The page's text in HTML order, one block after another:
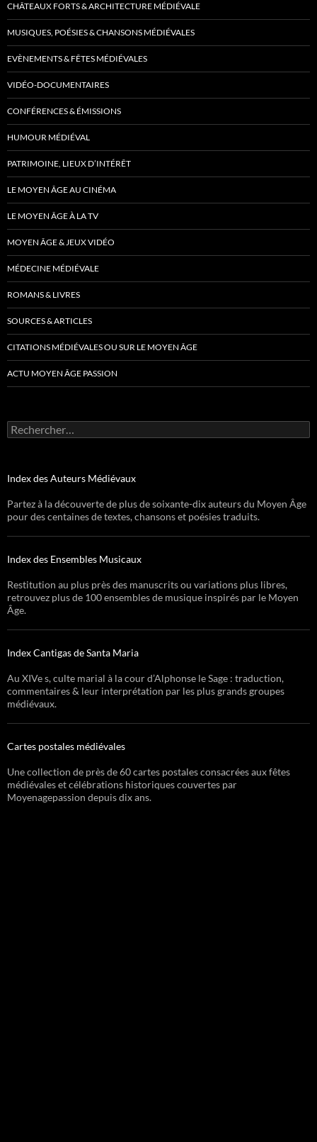
CHÂTEAUX FORTS & ARCHITECTURE MÉDIÉVALE
MUSIQUES, POÉSIES & CHANSONS MÉDIÉVALES
EVÈNEMENTS & FÊTES MÉDIÉVALES
VIDÉO-DOCUMENTAIRES
CONFÉRENCES & ÉMISSIONS
HUMOUR MÉDIÉVAL
PATRIMOINE, LIEUX D’INTÉRÊT
LE MOYEN ÂGE AU CINÉMA
LE MOYEN ÂGE À LA TV
MOYEN ÂGE & JEUX VIDÉO
MÉDECINE MÉDIÉVALE
ROMANS & LIVRES
SOURCES & ARTICLES
CITATIONS MÉDIÉVALES OU SUR LE MOYEN ÂGE
ACTU MOYEN ÂGE PASSION
Rechercher :
Index des Auteurs Médiévaux
Partez à la découverte de plus de soixante-dix auteurs du Moyen Âge
pour des centaines de textes, chansons et poésies traduits.
Index des Ensembles Musicaux
Restitution au plus près des manuscrits ou variations plus libres,
retrouvez plus de 100 ensembles de musique inspirés par le Moyen
Âge.
Index Cantigas de Santa Maria
Au XIVe s, culte marial à la cour d’Alphonse le Sage : traduction,
commentaires & leur interprétation par les plus grands groupes
médiévaux.
Cartes postales médiévales
Une collection de près de 60 cartes postales consacrées aux fêtes
médiévales et célébrations historiques couvertes par
Moyenagepassion depuis dix ans.